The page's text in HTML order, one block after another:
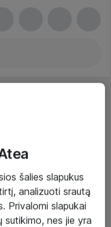
šalies slapukus
analizuoti srautą
Privalomi slapukai
sutikimo, nes jie yra